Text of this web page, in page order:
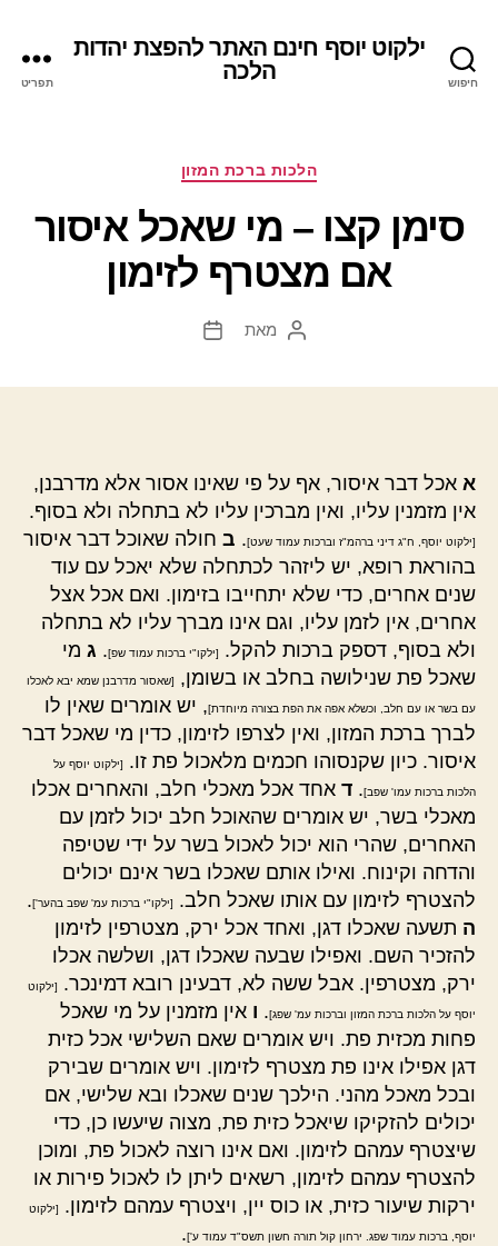
חיפוש
ילקוט יוסף חינם האתר להפצת יהדות
הלכה
תפריט
קטגוריות
הלכות ברכת המזון
סימן קצו – מי שאכל איסור
אם מצטרף לזימון
המחבר
מאת
תאריך
א אכל דבר איסור, אף על פי שאינו אסור אלא מדרבנן,
אין מזמנין עליו, ואין מברכין עליו לא בתחלה ולא בסוף.
[ילקוט יוסף, ח"ג דיני ברהמ"ז וברכות עמוד שעט]. ב חולה שאוכל דבר איסור
בהוראת רופא, יש ליזהר לכתחלה שלא יאכל עם עוד
שנים אחרים, כדי שלא יתחייבו בזימון. ואם אכל אצל
אחרים, אין לזמן עליו, וגם אינו מברך עליו לא בתחלה
ולא בסוף, דספק ברכות להקל.
[ילקו"י ברכות עמוד שפ]. ג מי
שאכל פת שנילושה בחלב או בשומן,
[שאסור מדרבנן שמא יבא לאכלו
עם בשר או עם חלב, וכשלא אפה את הפת בצורה מיוחדת], יש אומרים שאין לו
לברך ברכת המזון, ואין לצרפו לזימון, כדין מי שאכל דבר
איסור. כיון שקנסוהו חכמים מלאכול פת זו.
[ילקוט יוסף על
הלכות ברכות עמו' שפב]. ד אחד אכל מאכלי חלב, והאחרים אכלו
מאכלי בשר, יש אומרים שהאוכל חלב יכול לזמן עם
האחרים, שהרי הוא יכול לאכול בשר על ידי שטיפה
והדחה וקינוח. ואילו אותם שאכלו בשר אינם יכולים
להצטרף לזימון עם אותו שאכל חלב.
[ילקו"י ברכות עמ' שפב בהער'].
ה תשעה שאכלו דגן, ואחד אכל ירק, מצטרפין לזימון
להזכיר השם. ואפילו שבעה שאכלו דגן, ושלשה אכלו
ירק, מצטרפין. אבל ששה לא, דבעינן רובא דמינכר.
[ילקוט
יוסף על הלכות ברכת המזון וברכות עמ' שפג]. ו אין מזמנין על מי שאכל
פחות מכזית פת. ויש אומרים שאם השלישי אכל כזית
דגן אפילו אינו פת מצטרף לזימון. ויש אומרים שבירק
ובכל מאכל מהני. הילכך שנים שאכלו ובא שלישי, אם
יכולים להזקיקו שיאכל כזית פת, מצוה שיעשו כן, כדי
שיצטרף עמהם לזימון. ואם אינו רוצה לאכול פת, ומוכן
להצטרף עמהם לזימון, רשאים ליתן לו לאכול פירות או
ירקות שיעור כזית, או כוס יין, ויצטרף עמהם לזימון.
[ילקוט
יוסף, ברכות עמוד שפג. ירחון קול תורה חשון תשס"ד עמוד ע'].